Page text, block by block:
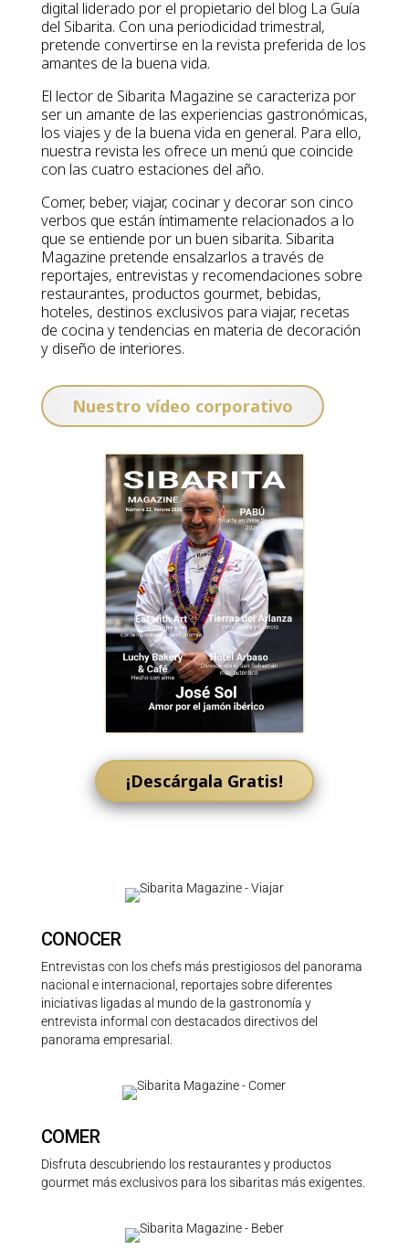
digital liderado por el propietario del blog La Guía
del Sibarita. Con una periodicidad trimestral,
pretende convertirse en la revista preferida de los
amantes de la buena vida.
El lector de Sibarita Magazine se caracteriza por
ser un amante de las experiencias gastronómicas,
los viajes y de la buena vida en general. Para ello,
nuestra revista les ofrece un menú que coincide
con las cuatro estaciones del año.
Comer, beber, viajar, cocinar y decorar son cinco
verbos que están íntimamente relacionados a lo
que se entiende por un buen sibarita. Sibarita
Magazine pretende ensalzarlos a través de
reportajes, entrevistas y recomendaciones sobre
restaurantes, productos gourmet, bebidas,
hoteles, destinos exclusivos para viajar, recetas
de cocina y tendencias en materia de decoración
y diseño de interiores.
Nuestro vídeo corporativo
¡Descárgala Gratis!
CONOCER
Entrevistas con los chefs más prestigiosos del panorama
nacional e internacional, reportajes sobre diferentes
iniciativas ligadas al mundo de la gastronomía y
entrevista informal con destacados directivos del
panorama empresarial.
COMER
Disfruta descubriendo los restaurantes y productos
gourmet más exclusivos para los sibaritas más exigentes.